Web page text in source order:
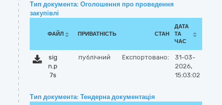
Тип документа: Оголошення про проведення
закупівлі
ФАЙЛ ПРИВАТНІСТЬ СТАН
ДАТА
ТА
ЧАС
sig
n.p
7s
публічний Експортовано:
31-03-
2026,
15:03:02
Тип документа: Тендерна документація